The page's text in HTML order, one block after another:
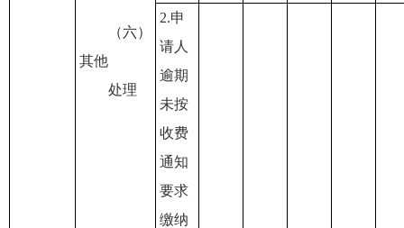
（六）
其他
处理
2.申
请人
逾期
未按
收费
通知
要求
缴纳